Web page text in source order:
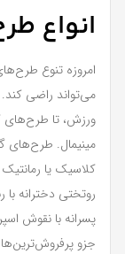
انواع
امروزه تنوع
می‌تواند راضی
ورزش، تا
مینیمال. طرح‌های
کلاسیک یا
روتختی دخترانه
پسرانه با نقوش
جزو